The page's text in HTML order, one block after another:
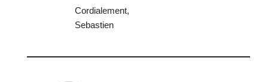
Cordialement,
Sebastien